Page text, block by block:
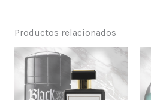
Productos relacionados
Price
$ 25,000
through
$ 55,000